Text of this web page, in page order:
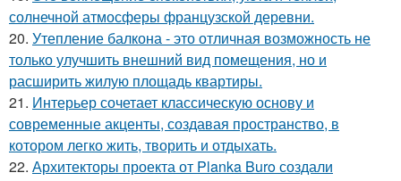
солнечной атмосферы французской деревни.
20. Утепление балкона - это отличная возможность не
только улучшить внешний вид помещения, но и
расширить жилую площадь квартиры.
21. Интерьер сочетает классическую основу и
современные акценты, создавая пространство, в
котором легко жить, творить и отдыхать.
22. Архитекторы проекта от Planka Buro создали